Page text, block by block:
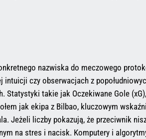
nazwiska do meczowego
czy obserwacjach z
Statystyki takie jak Oczekiwane Gole
jak ekipa z Bilbao, kluczowym
Jeżeli liczby pokazują, że przeciwnik
na stres i nacisk. Komputery i